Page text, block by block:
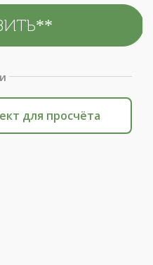
для просчёта